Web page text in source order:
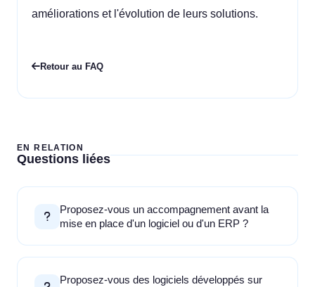
améliorations et l'évolution de leurs solutions.
Retour au FAQ
EN RELATION
Questions liées
Proposez-vous un accompagnement avant la
mise en place d'un logiciel ou d'un ERP ?
Proposez-vous des logiciels développés sur